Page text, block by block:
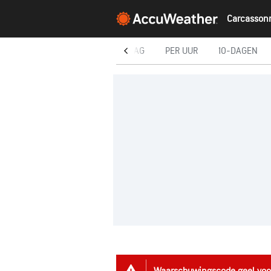
VANDAAG PER UUR 10-DAGEN